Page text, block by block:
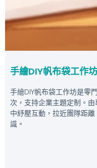
手繪DIY帆布袋工作坊
手繪DIY帆布袋工作坊是零
次，支持企業主題定制。
中紓壓互動，拉近團隊距
識。